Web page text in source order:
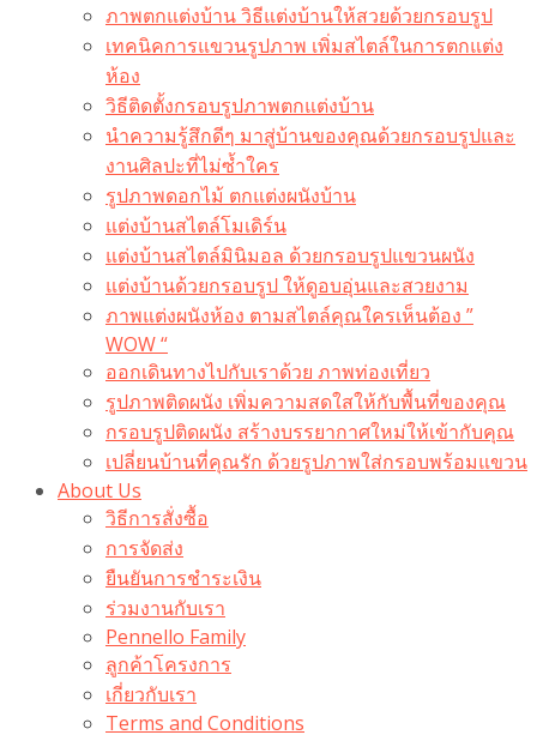
ภาพตกแต่งบ้าน วิธีแต่งบ้านให้สวยด้วยกรอบรูป
เทคนิคการแขวนรูปภาพ เพิ่มสไตล์ในการตกแต่ง
ห้อง
วิธีติดตั้งกรอบรูปภาพตกแต่งบ้าน
นำความรู้สึกดีๆ มาสู่บ้านของคุณด้วยกรอบรูปและ
งานศิลปะที่ไม่ซ้ำใคร
รูปภาพดอกไม้ ตกแต่งผนังบ้าน
แต่งบ้านสไตล์โมเดิร์น
แต่งบ้านสไตล์มินิมอล ด้วยกรอบรูปแขวนผนัง
แต่งบ้านด้วยกรอบรูป ให้ดูอบอุ่นและสวยงาม
ภาพแต่งผนังห้อง ตามสไตล์คุณใครเห็นต้อง ”
WOW “
ออกเดินทางไปกับเราด้วย ภาพท่องเที่ยว
รูปภาพติดผนัง เพิ่มความสดใสให้กับพื้นที่ของคุณ
กรอบรูปติดผนัง สร้างบรรยากาศใหม่ให้เข้ากับคุณ
เปลี่ยนบ้านที่คุณรัก ด้วยรูปภาพใส่กรอบพร้อมแขวน​
About Us
วิธีการสั่งซื้อ
การจัดส่ง
ยืนยันการชำระเงิน
ร่วมงานกับเรา
Pennello Family
ลูกค้าโครงการ
เกี่ยวกับเรา
Terms and Conditions